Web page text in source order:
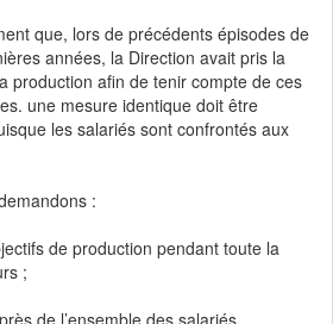
que, lors de précédents épisodes de
années, la Direction avait pris la
production afin de tenir compte de ces
une mesure identique doit être
les salariés sont confrontés aux
:
de production pendant toute la
;